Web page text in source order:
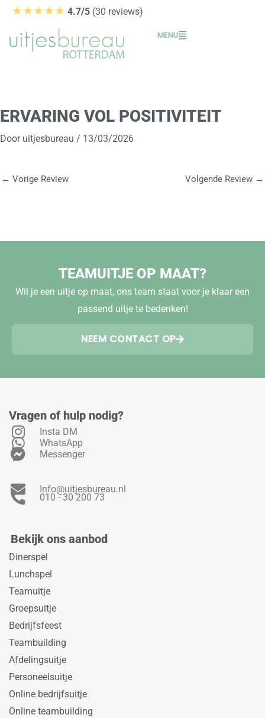
★★★★★ 4.7/5 (30 reviews)
MENU
ERVARING VOL POSITIVITEIT
Door uitjesbureau / 13/03/2026
← Vorige Review Volgende Review →
TEAMUITJE OP MAAT?
Wil je een uitje op maat, ons team staat voor je klaar een
passend uitje te bedenken!
NEEM CONTACT OP
Vragen of hulp nodig?
Insta DM
WhatsApp
Messenger
Info@uitjesbureau.nl
010 - 30 200 73
Bekijk ons aanbod
Dinerspel
Lunchspel
Teamuitje
Groepsuitje
Bedrijfsfeest
Teambuilding
Afdelingsuitje
Personeelsuitje
Online bedrijfsuitje
Online teambuilding